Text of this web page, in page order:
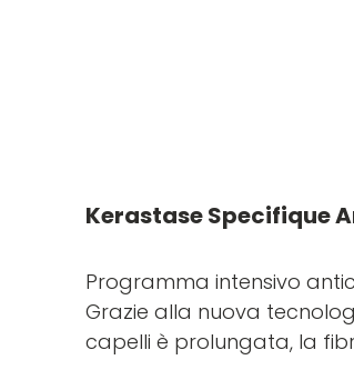
Kerastase Specifique
Programma intensivo
Grazie alla nuova
capelli è prolungata, la